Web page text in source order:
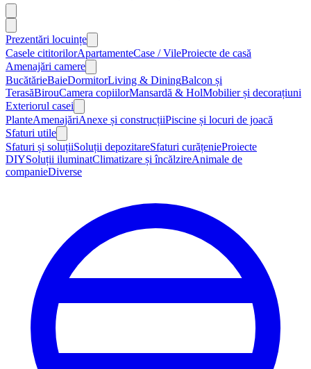
Prezentări locuințe
Casele cititorilorApartamenteCase / VileProiecte de casă
Amenajări camere
BucătărieBaieDormitorLiving & DiningBalcon și
TerasăBirouCamera copiilorMansardă & HolMobilier și decorațiuni
Exteriorul casei
PlanteAmenajăriAnexe și construcțiiPiscine și locuri de joacă
Sfaturi utile
Sfaturi și soluțiiSoluții depozitareSfaturi curățenieProiecte
DIYSoluții iluminatClimatizare și încălzireAnimale de
companieDiverse